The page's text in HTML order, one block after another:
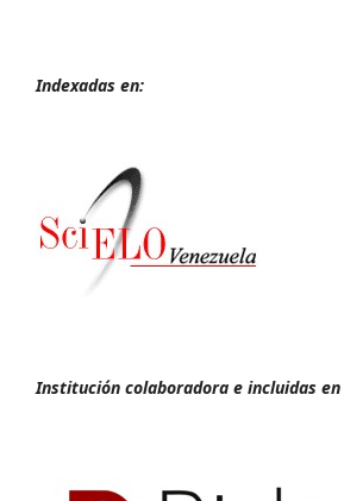
Indexadas en:
Institución colaboradora e incluidas en